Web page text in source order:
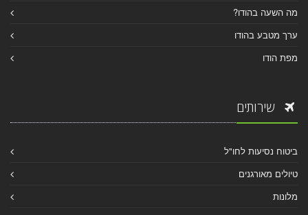
מה השעה בהודו?
ערך מטבע בהודו
מפת הודו
שירותים
ביטוח נסיעות לחו"ל
טיולים מאורגנים
מלונות